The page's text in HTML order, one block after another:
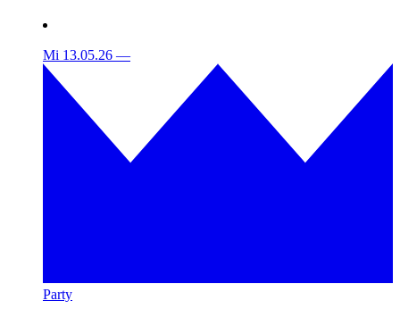
Mi 13.05.26 —
Party